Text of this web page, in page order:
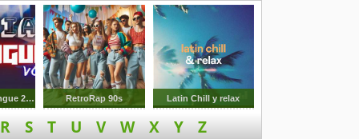
Previa Y Cachengue 2023 RetroRap 90s Latin Chill y relax
R S T U V W X Y Z